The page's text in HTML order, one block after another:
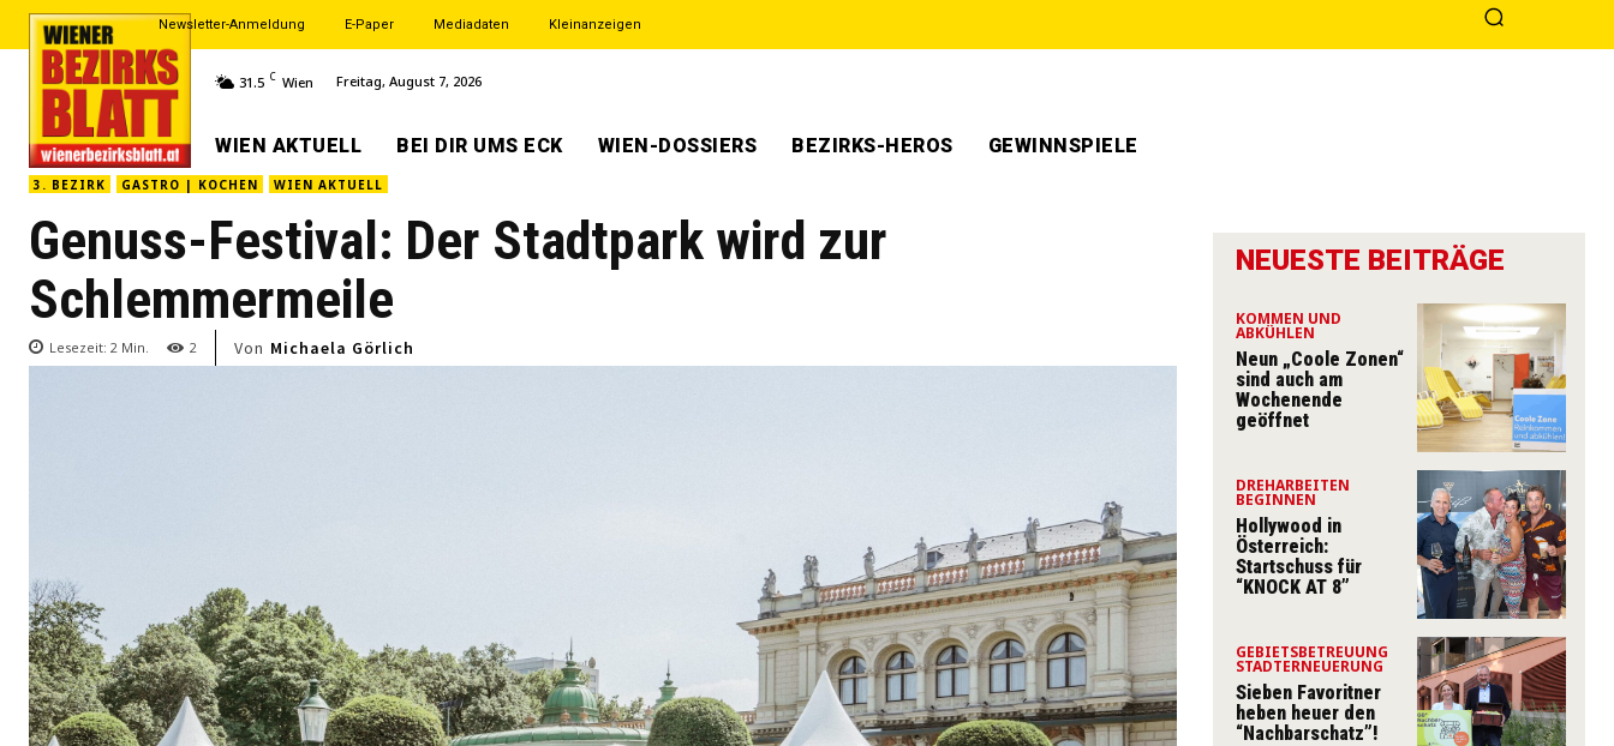
Newsletter-Anmeldung E-Paper Mediadaten Kleinanzeigen
31.5 C Wien Freitag, August 7, 2026
WIEN AKTUELL BEI DIR UMS ECK WIEN-DOSSIERS BEZIRKS-HEROS GEWINNSPIELE
3. BEZIRK GASTRO | KOCHEN WIEN AKTUELL
Genuss-Festival: Der Stadtpark wird zur
Schlemmermeile
Lesezeit: 2 Min. 2 Von Michaela Görlich
NEUESTE BEITRÄGE
KOMMEN UND
ABKÜHLEN
Neun „Coole Zonen“
sind auch am
Wochenende
geöffnet
DREHARBEITEN
BEGINNEN
Hollywood in
Österreich:
Startschuss für
“KNOCK AT 8”
GEBIETSBETREUUNG
STADTERNEUERUNG
Sieben Favoritner
heben heuer den
“Nachbarschatz”!